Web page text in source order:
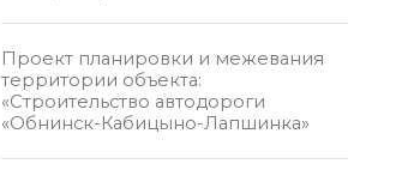
Проект планировки и межевания
территории объекта:
«Строительство автодороги
«Обнинск-Кабицыно-Лапшинка»